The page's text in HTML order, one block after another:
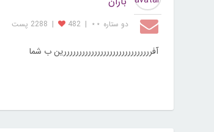
دو ستاره ⋆⋆ |
482
| 2288 پست
آفرررررررررررررررررررررررررررررین ب شما